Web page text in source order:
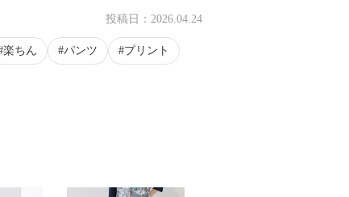
投稿日： 2026.04.24
楽ちん パンツ プリント